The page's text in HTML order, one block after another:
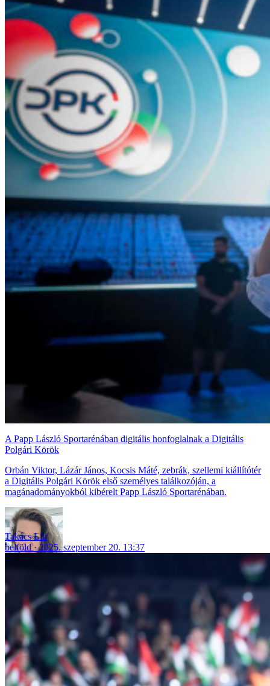
A Papp László Sportarénában digitális honfoglalnak a Digitális
Polgári Körök
Orbán Viktor, Lázár János, Kocsis Máté, zebrák, szellemi kiállítótér
a Digitális Polgári Körök első személyes találkozóján, a
magánadományokból kibérelt Papp László Sportarénában.
Takács Lili
belföld
2025. szeptember 20. 13:37